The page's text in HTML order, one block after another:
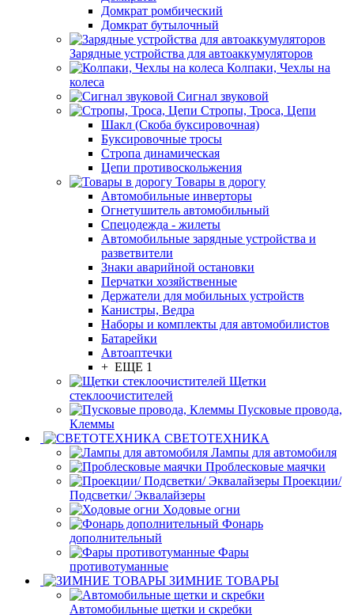
Домкрат ромбический
Домкрат бутылочный
Зарядные устройства для автоаккумуляторов
Колпаки, Чехлы на
колеса
Сигнал звуковой
Стропы, Троса, Цепи
Шакл (Скоба буксировочная)
Буксировочные тросы
Стропа динамическая
Цепи противоскольжения
Товары в дорогу
Автомобильные инверторы
Огнетушитель автомобильный
Спецодежда - жилеты
Автомобильные зарядные устройства и
разветвители
Знаки аварийной остановки
Перчатки хозяйственные
Держатели для мобильных устройств
Канистры, Ведра
Наборы и комплекты для автомобилистов
Батарейки
Автоаптечки
+ ЕЩЕ 1
Щетки
стеклоочистителей
Пусковые провода,
Клеммы
СВЕТОТЕХНИКА
Лампы для автомобиля
Проблесковые маячки
Проекции/
Подсветки/ Эквалайзеры
Ходовые огни
Фонарь
дополнительный
Фары
противотуманные
ЗИМНИЕ ТОВАРЫ
Автомобильные щетки и скребки